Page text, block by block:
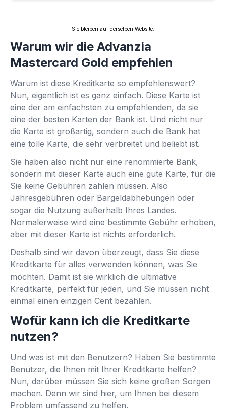
Sie bleiben auf derselben Website.
Warum wir die Advanzia
Mastercard Gold empfehlen
Warum ist diese Kreditkarte so empfehlenswert?
Nun, eigentlich ist es ganz einfach. Diese Karte ist
eine der am einfachsten zu empfehlenden, da sie
eine der besten Karten der Bank ist. Und nicht nur
die Karte ist großartig, sondern auch die Bank hat
eine tolle Karte, die sehr verbreitet und beliebt ist.
Sie haben also nicht nur eine renommierte Bank,
sondern mit dieser Karte auch eine gute Karte, für die
Sie keine Gebühren zahlen müssen. Also
Jahresgebühren oder Bargeldabhebungen oder
sogar die Nutzung außerhalb Ihres Landes.
Normalerweise wird eine bestimmte Gebühr erhoben,
aber mit dieser Karte ist nichts erforderlich.
Deshalb sind wir davon überzeugt, dass Sie diese
Kreditkarte für alles verwenden können, was Sie
möchten. Damit ist sie wirklich die ultimative
Kreditkarte, perfekt für jeden, und Sie müssen nicht
einmal einen einzigen Cent bezahlen.
Wofür kann ich die Kreditkarte
nutzen?
Und was ist mit den Benutzern? Haben Sie bestimmte
Benutzer, die Ihnen mit Ihrer Kreditkarte helfen?
Nun, darüber müssen Sie sich keine großen Sorgen
machen. Denn wir sind hier, um Ihnen bei diesem
Problem umfassend zu helfen.